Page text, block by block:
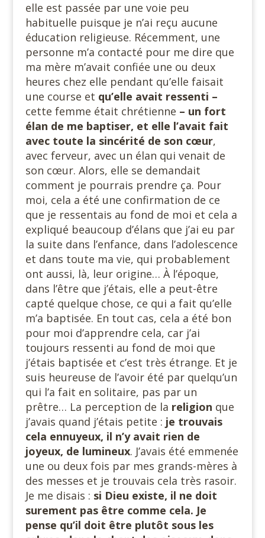
elle est passée par une voie peu
habituelle puisque je n’ai reçu aucune
éducation religieuse. Récemment, une
personne m’a contacté pour me dire que
ma mère m’avait confiée une ou deux
heures chez elle pendant qu’elle faisait
une course et qu’elle avait ressenti –
cette femme était chrétienne – un fort
élan de me baptiser, et elle l’avait fait
avec toute la sincérité de son cœur,
avec ferveur, avec un élan qui venait de
son cœur. Alors, elle se demandait
comment je pourrais prendre ça. Pour
moi, cela a été une confirmation de ce
que je ressentais au fond de moi et cela a
expliqué beaucoup d’élans que j’ai eu par
la suite dans l’enfance, dans l’adolescence
et dans toute ma vie, qui probablement
ont aussi, là, leur origine… À l’époque,
dans l’être que j’étais, elle a peut-être
capté quelque chose, ce qui a fait qu’elle
m’a baptisée. En tout cas, cela a été bon
pour moi d’apprendre cela, car j’ai
toujours ressenti au fond de moi que
j’étais baptisée et c’est très étrange. Et je
suis heureuse de l’avoir été par quelqu’un
qui l’a fait en solitaire, pas par un
prêtre… La perception de la religion que
j’avais quand j’étais petite : je trouvais
cela ennuyeux, il n’y avait rien de
joyeux, de lumineux. J’avais été emmenée
une ou deux fois par mes grands-mères à
des messes et je trouvais cela très rasoir.
Je me disais : si Dieu existe, il ne doit
surement pas être comme cela. Je
pense qu’il doit être plutôt sous les